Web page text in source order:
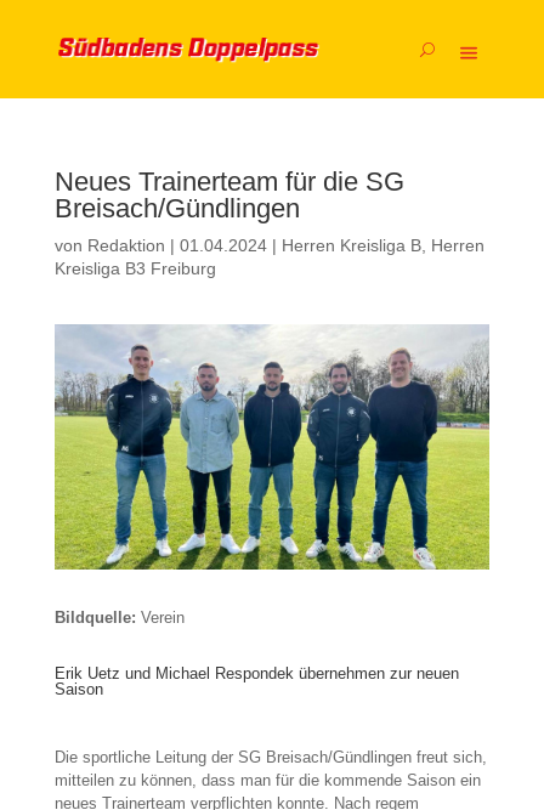
Neues Trainerteam für die SG
Breisach/Gündlingen
von Redaktion | 01.04.2024| Herren Kreisliga B, Herren
Kreisliga B3 Freiburg
Bildquelle: Verein
Erik Uetz und Michael Respondek übernehmen zur neuen
Saison
Die sportliche Leitung der SG Breisach/Gündlingen freut sich,
mitteilen zu können, dass man für die kommende Saison ein
neues Trainerteam verpflichten konnte. Nach regem